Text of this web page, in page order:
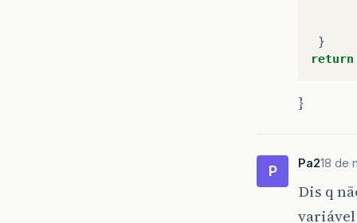
}
return
}
P Pa218 de
Dis q